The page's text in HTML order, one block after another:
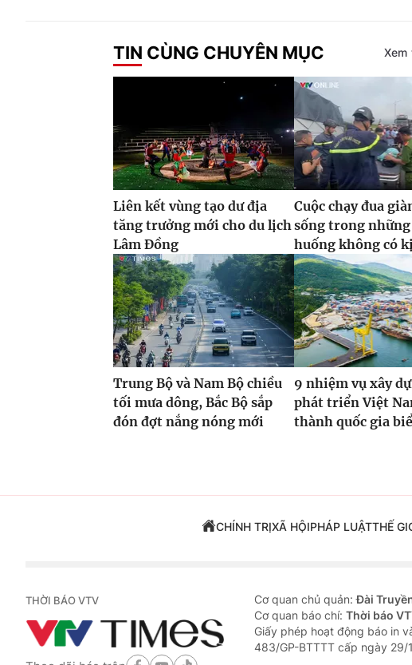
TIN CÙNG CHUYÊN MỤC Xem
Liên kết vùng tạo dư địa
tăng trưởng mới cho du lịch
Lâm Đồng
Cuộc chạy đua
sống trong
huống không có
Trung Bộ và Nam Bộ chiều
tối mưa dông, Bắc Bộ sắp
đón đợt nắng nóng mới
9 nhiệm vụ xây
phát triển Việt
thành quốc gia
CHÍNH TRỊXÃ HỘIPHÁP LUẬTTHẾ
THỜI BÁO VTV Cơ quan chủ quản:Đài
Cơ quan báo chí: Thời báo
Giấy phép hoạt động báo in
483/GP-BTTTT cấp ngày 29/